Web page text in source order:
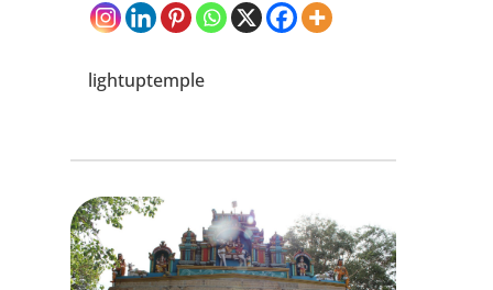
lightuptemple